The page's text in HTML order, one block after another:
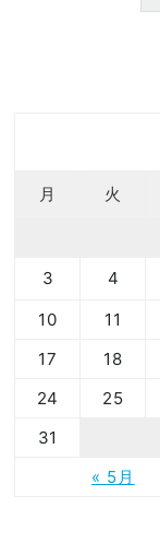
月 火
« 5月
3
4
10
11
17
18
24
25
31